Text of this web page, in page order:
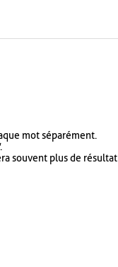
mot séparément.
.
souvent plus de résultat